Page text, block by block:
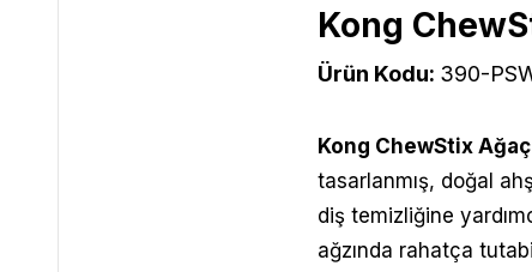
Kong
Ürün Kodu: 390-
Kong ChewStix
tasarlanmış, doğal
diş temizliğine
ağzında rahatça